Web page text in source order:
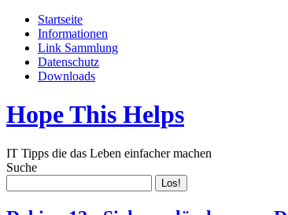
Startseite
Informationen
Link Sammlung
Datenschutz
Downloads
Hope This Helps
IT Tipps die das Leben einfacher machen
Suche